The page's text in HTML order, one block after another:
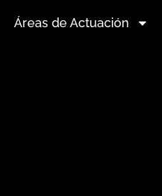
Áreas de Actuación